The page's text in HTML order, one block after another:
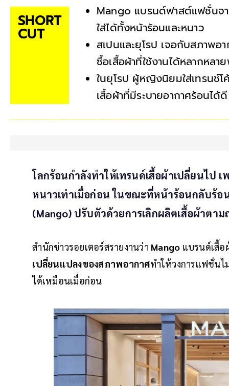
SHORT
CUT
Mango แบรนด์ฟาสต์แฟชั่นจ
ใส่ได้ทั้งหน้าร้อนและหนาว
สเปนและยุโรป เจอกับสภาพอ
ซื้อเสื้อผ้าที่ใช้งานได้หลากหลา
ในยุโรป ผู้หญิงนิยมใส่เทรนช์
เสื้อผ้าที่มีระบายอากาศร้อนได้ดี
โลกร้อนกำลังทำให้เทรนด์เสื้อผ้าเปลี่ยนไป
หนาวเท่าเมื่อก่อน ในขณะที่หน้าร้อนกลับร้
(Mango) ปรับตัวด้วยการเลิกผลิตเสื้อผ้าตาม
สำนักข่าวรอยเตอร์สรายงานว่า Mango แบรนด์เสื้
เปลี่ยนแปลงของสภาพอากาศทำให้วงการแฟชั่นไ
ได้เหมือนเมื่อก่อน